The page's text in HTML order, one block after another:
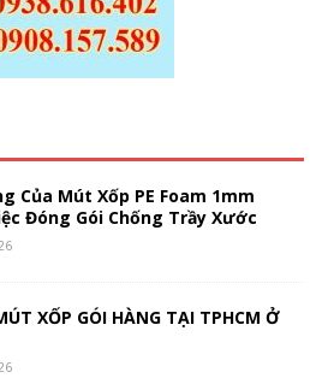
Của Mút Xốp PE Foam 1mm
Đóng Gói Chống Trầy Xước
XỐP GÓI HÀNG TẠI TPHCM Ở